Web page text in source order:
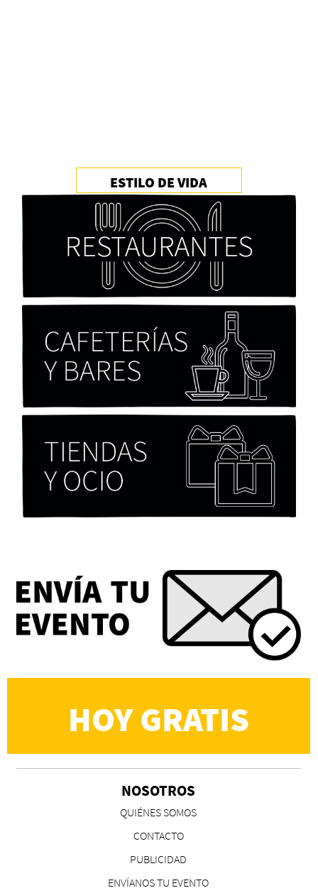
Cocaína Negra de Cristóbal Valenzuela Berríos
Paloma Pulisci
Chicas tristes de Fernanda Tovar
Eva Valero Juan: "Una mirada que construía un
universo donde lo único verdaderamente
importante eran los amigos y la literatura"
Martín Carrasco
CS, de José María Salazar
Invitadxs EnLima
ESTILO DE VIDA
HOY GRATIS
NOSOTROS
QUIÉNES SOMOS
CONTACTO
PUBLICIDAD
ENVÍANOS TU EVENTO